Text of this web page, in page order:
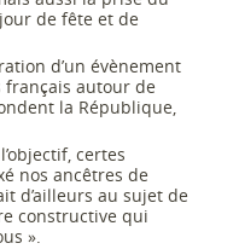
de fête et de
d’un évènement
français autour de
la République,
certes
nos ancêtres de
d’ailleurs au sujet de
constructive qui
».